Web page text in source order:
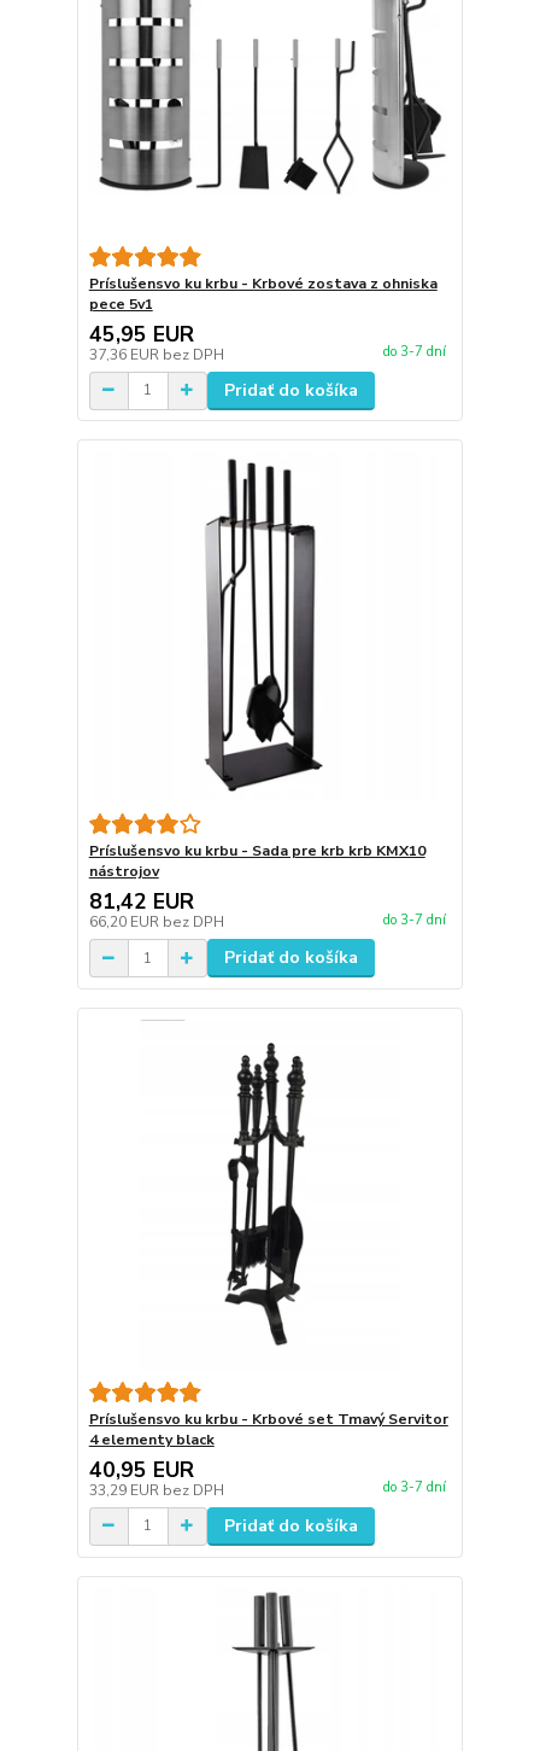
Príslušensvo ku krbu - Krbové zostava z ohniska
pece 5v1
45,95 EUR
37,36 EUR bez DPH do 3-7 dní
Pridať do košíka
Príslušensvo ku krbu - Sada pre krb krb KMX10
nástrojov
81,42 EUR
66,20 EUR bez DPH do 3-7 dní
Pridať do košíka
Príslušensvo ku krbu - Krbové set Tmavý Servitor
4 elementy black
40,95 EUR
33,29 EUR bez DPH do 3-7 dní
Pridať do košíka